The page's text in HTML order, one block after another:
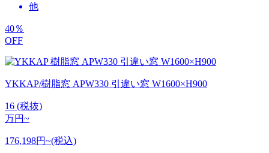
他
40％
OFF
YKKAP/樹脂窓 APW330 引違い窓 W1600×H900
16 (税抜)
万円~
176,198円~(税込)